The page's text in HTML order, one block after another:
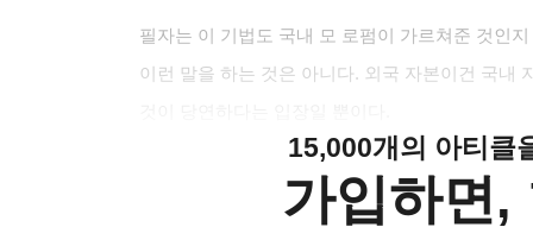
필자는 이 기법도 국내 모 로펌이 가르쳐준 것인
이런 말을 하는 것은 아니다. 외국 자본이건 국내
15,000개의 아티클
가입하면,